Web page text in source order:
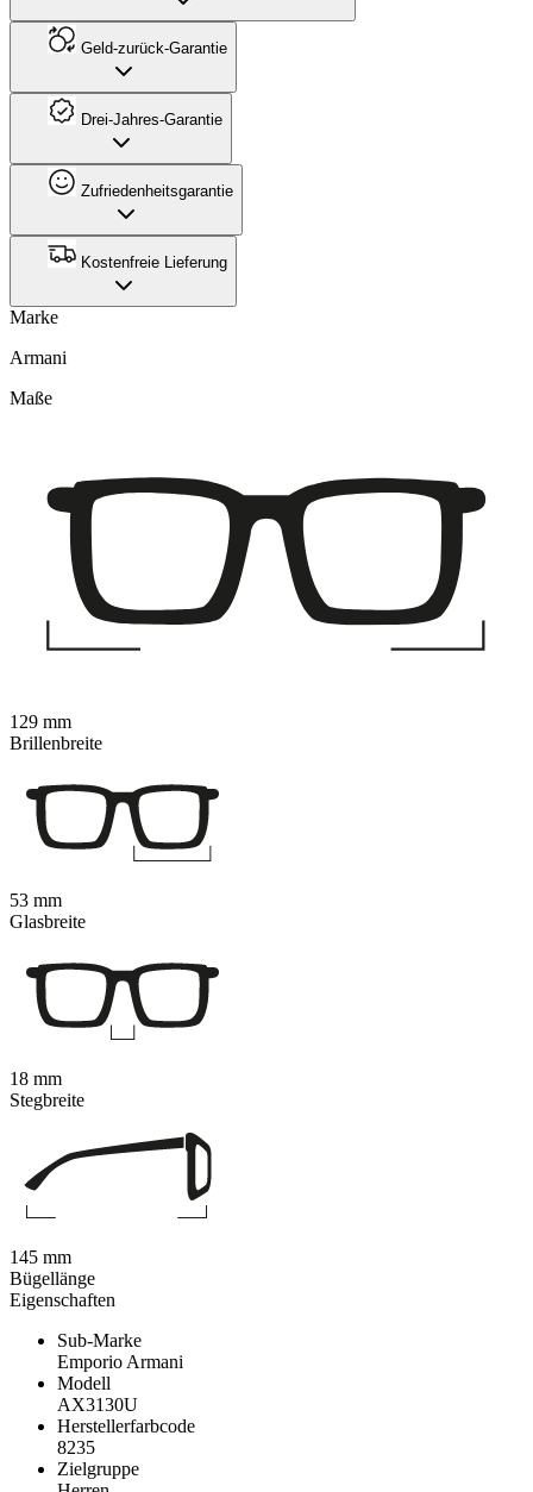
Geld-zurück-Garantie
Drei-Jahres-Garantie
Zufriedenheitsgarantie
Kostenfreie Lieferung
Marke
Armani
Eigenschaften
Sub-Marke
Emporio Armani
Modell
AX3130U
Herstellerfarbcode
8235
Zielgruppe
Maße
129 mm
Brillenbreite
53 mm
Glasbreite
18 mm
Stegbreite
145 mm
Bügellänge